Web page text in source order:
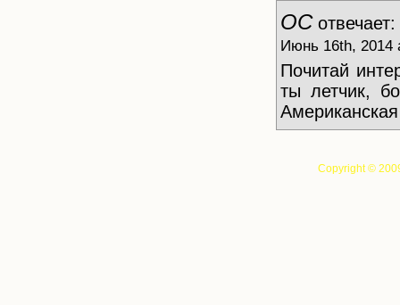
ОСотвечает:
Июнь 16th, 2014
Почитай
ты летчик,
Copyright ©